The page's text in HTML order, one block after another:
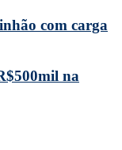
com carga
na